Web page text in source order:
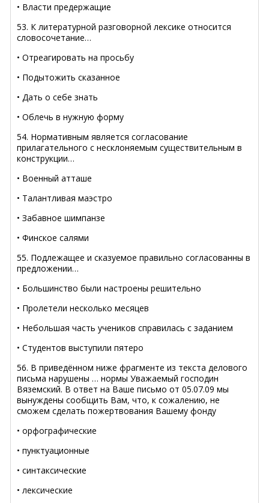
• Власти предержащие
53. К литературной разговорной лексике относится
словосочетание…
• Отреагировать на просьбу
• Подытожить сказанное
• Дать о себе знать
• Облечь в нужную форму
54. Нормативным является согласование
прилагательного с несклоняемым существительным в
конструкции…
• Военный атташе
• Талантливая маэстро
• Забавное шимпанзе
• Финское салями
55. Подлежащее и сказуемое правильно согласованны в
предложении…
• Большинство были настроены решительно
• Пролетели несколько месяцев
• Небольшая часть учеников справилась с заданием
• Студентов выступили пятеро
56. В приведённом ниже фрагменте из текста делового
письма нарушены … нормы Уважаемый господин
Вяземский. В ответ на Ваше письмо от 05.07.09 мы
вынуждены сообщить Вам, что, к сожалению, не
сможем сделать пожертвования Вашему фонду
• орфографические
• пунктуационные
• синтаксические
• лексические